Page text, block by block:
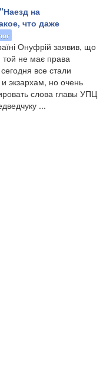
на
что даже
Онуфрій заявив, що
той не має права
все стали
экзархам, но очень
слова главы УПЦ
...